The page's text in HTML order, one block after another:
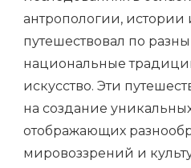
антропологии, истории
путешествовал по
национальные
искусство. Эти
на создание
отображающих
мировоззрений и